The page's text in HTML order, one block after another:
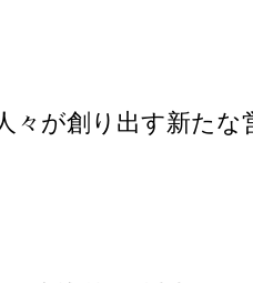
が創り出す新た